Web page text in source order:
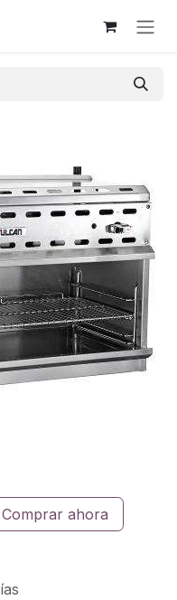
Comprar ahora